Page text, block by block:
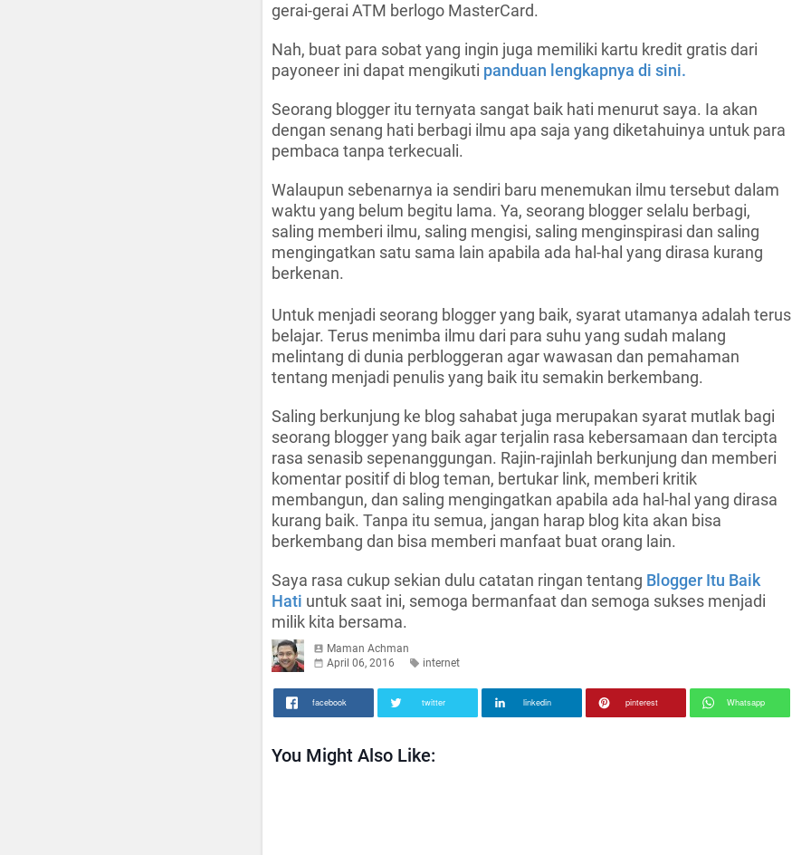
gerai-gerai ATM berlogo MasterCard.
Nah, buat para sobat yang ingin juga memiliki kartu kredit gratis dari
payoneer ini dapat mengikuti panduan lengkapnya di sini.
Seorang blogger itu ternyata sangat baik hati menurut saya. Ia akan
dengan senang hati berbagi ilmu apa saja yang diketahuinya untuk para
pembaca tanpa terkecuali.
Walaupun sebenarnya ia sendiri baru menemukan ilmu tersebut dalam
waktu yang belum begitu lama. Ya, seorang blogger selalu berbagi,
saling memberi ilmu, saling mengisi, saling menginspirasi dan saling
mengingatkan satu sama lain apabila ada hal-hal yang dirasa kurang
berkenan.
Untuk menjadi seorang blogger yang baik, syarat utamanya adalah terus
belajar. Terus menimba ilmu dari para suhu yang sudah malang
melintang di dunia perbloggeran agar wawasan dan pemahaman
tentang menjadi penulis yang baik itu semakin berkembang.
Saling berkunjung ke blog sahabat juga merupakan syarat mutlak bagi
seorang blogger yang baik agar terjalin rasa kebersamaan dan tercipta
rasa senasib sepenanggungan. Rajin-rajinlah berkunjung dan memberi
komentar positif di blog teman, bertukar link, memberi kritik
membangun, dan saling mengingatkan apabila ada hal-hal yang dirasa
kurang baik. Tanpa itu semua, jangan harap blog kita akan bisa
berkembang dan bisa memberi manfaat buat orang lain.
Saya rasa cukup sekian dulu catatan ringan tentang Blogger Itu Baik
Hati untuk saat ini, semoga bermanfaat dan semoga sukses menjadi
milik kita bersama.
Maman Achman
April 06, 2016
internet
facebook twitter linkedin pinterest Whatsapp
You Might Also Like: